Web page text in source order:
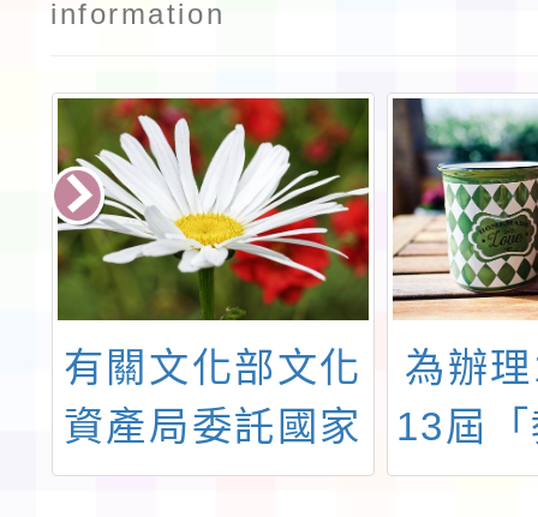
information
有關文化部文化
資產局委託國家
教育研究院辦理
為辦
13屆
術教